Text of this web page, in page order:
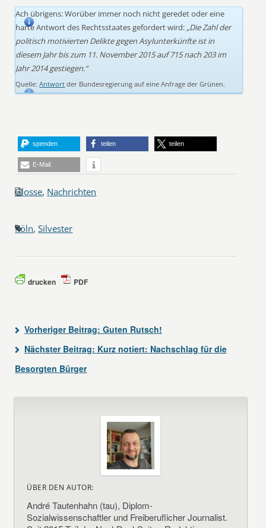
Ach übrigens: Worüber immer noch nicht geredet oder eine
harte Antwort des Rechtsstaates gefordert wird: „Die Zahl der
politisch motivierten Delikte gegen Asylunterkünfte ist in
diesem Jahr bis zum 11. November 2015 auf 715 nach 203 im
Jahr 2014 gestiegen.“
Quelle:Antwort der Bundesregierung auf eine Anfrage der Grünen.
spenden teilen teilen
E-Mail
Glosse, Nachrichten
Köln,Silvester
drucken PDF
Vorheriger Beitrag: Guten Rutsch!
Nächster Beitrag: Kurz notiert: Nachschlag für die
Besorgten Bürger
ÜBER DEN AUTOR:
André Tautenhahn (tau), Diplom-
Sozialwissenschaftler und Freiberuflicher Journalist.